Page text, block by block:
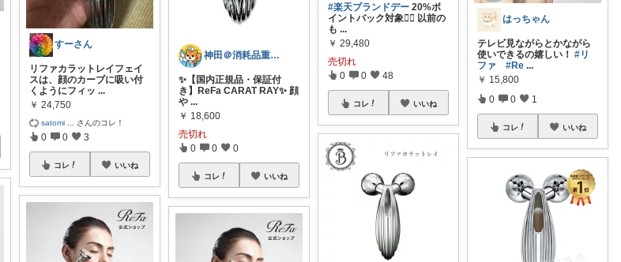
すーさん
リファカラットレイフェイ
スは、顔のカーブに吸い付
くようにフィッ ...
￥ 24,750
satomi さんのコレ！
0 0 3
コレ いいね
神田＠消耗品重視 お買い上げ感謝です
✨【国内正規品・保証付
き】ReFa CARAT RAY✨ 顔
や ...
￥ 18,600
売切れ
0 0 0
コレ いいね
#楽天ブランドデー 20%ポ
イントバック対象❤️‍🔥 以前の
も ...
￥ 29,480
売切れ
0 0 48
コレ いいね
はっちゃん
テレビ見ながらとかながら
使いできるの嬉しい！#リ
ファ
#Re ...
￥ 15,800
0 0 1
コレ いいね